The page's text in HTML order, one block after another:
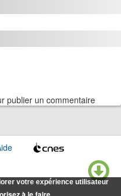
publier un commentaire
votre expérience utilisateur